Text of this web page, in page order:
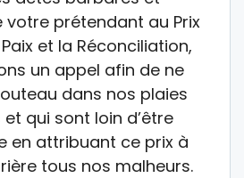
votre prétendant au Prix
et la Réconciliation,
un appel afin de ne
dans nos plaies
qui sont loin d’être
en attribuant ce prix à
tous nos malheurs.